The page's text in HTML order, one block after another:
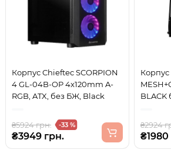
Корпус Chieftec SCORPION
4 GL-04B-OP 4x120mm A-
RGB, ATX, без БЖ, Black
₴5924 грн. -33 %
₴3949 грн.
Корпус
BLACK
₴2924
₴1980